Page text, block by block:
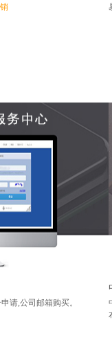
请,公司邮箱购买。